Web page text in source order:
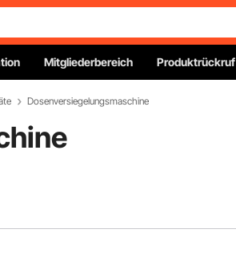
Mitgliederbereich Produktrückruf
Dosenversiegelungsmaschine